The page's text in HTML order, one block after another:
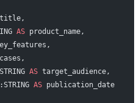
AS product_name,
AS target_audience,
AS publication_date